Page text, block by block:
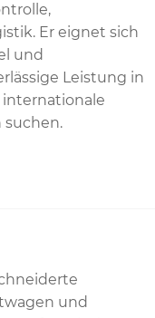
Er eignet sich
und
Leistung in
internationale
und